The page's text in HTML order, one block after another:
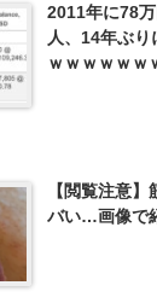
2011年に78
人、14年ぶ
ｗｗｗｗｗｗ
【閲覧注意
バい…画像で